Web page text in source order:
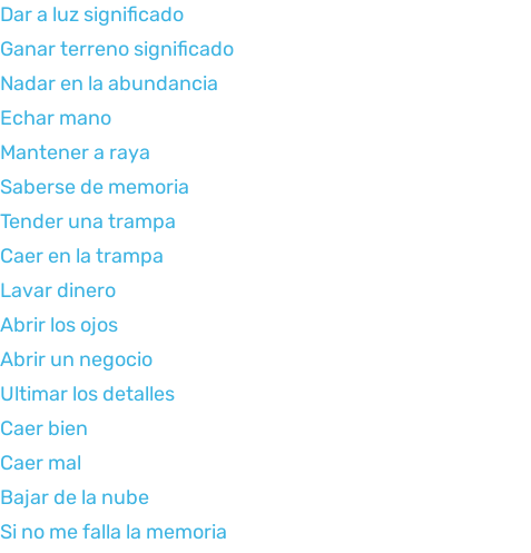
Dar a luz significado
Ganar terreno significado
Nadar en la abundancia
Echar mano
Mantener a raya
Saberse de memoria
Tender una trampa
Caer en la trampa
Lavar dinero
Abrir los ojos
Abrir un negocio
Ultimar los detalles
Caer bien
Caer mal
Bajar de la nube
Si no me falla la memoria